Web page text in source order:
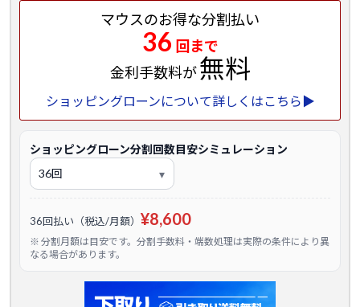
マウスのお得な分割払い
36 回まで
金利手数料が無料
ショッピングローンについて詳しくはこちら▶
ショッピングローン分割回数目安シミュレーション
36回払い（税込/月額） ¥8,600
※ 分割月額は目安です。分割手数料・端数処理は実際の条件により異
なる場合があります。